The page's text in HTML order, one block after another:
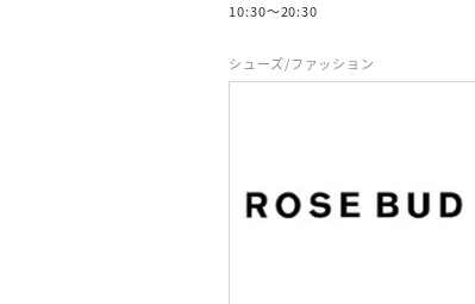
10:30～20:30
シューズ/ファッション